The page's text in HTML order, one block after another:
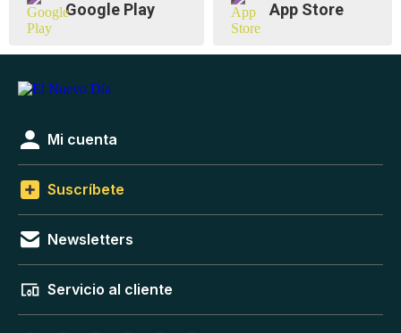
Google Play App Store
Mi cuenta
Suscríbete
Newsletters
Servicio al cliente